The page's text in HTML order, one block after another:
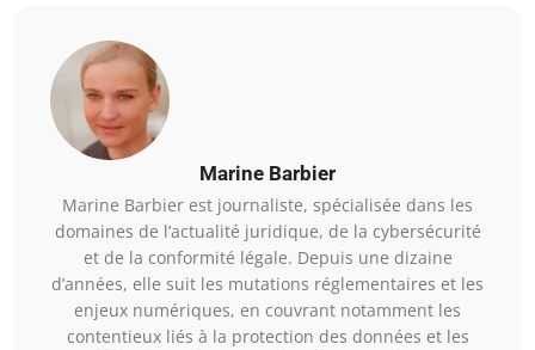
Marine Barbier
Marine Barbier est journaliste, spécialisée dans les
domaines de l’actualité juridique, de la cybersécurité
et de la conformité légale. Depuis une dizaine
d’années, elle suit les mutations réglementaires et les
enjeux numériques, en couvrant notamment les
contentieux liés à la protection des données et les